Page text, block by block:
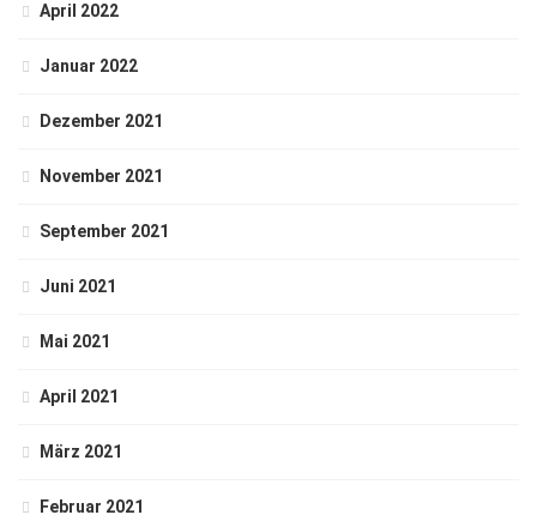
April 2022
Januar 2022
Dezember 2021
November 2021
September 2021
Juni 2021
Mai 2021
April 2021
März 2021
Februar 2021